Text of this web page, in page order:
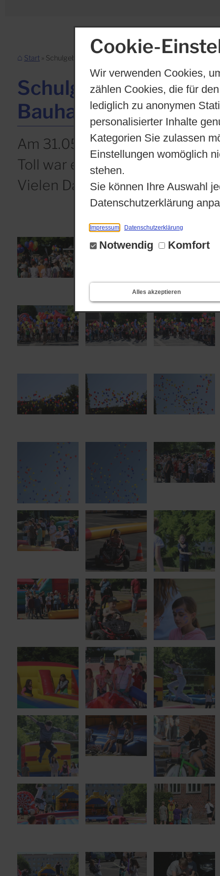
Cookie-
Wir verwenden Cookies,
zählen Cookies, die für
lediglich zu anonymen
personalisierter Inhalte
Kategorien Sie zulassen
Einstellungen womöglich
stehen.
Sie können Ihre Auswahl
Datenschutzerklärung
Impressum Datenschutzerklärung
Notwendig Komfort
Alles akzeptieren
Start Schulgeburtstag 25 Jahre Bauhausschule Cottbus
Schulgeburtstag 25
Bauhausschule
Am 31.05.2023 feierten wir
Toll war es!
Vielen Dank an ALLE!